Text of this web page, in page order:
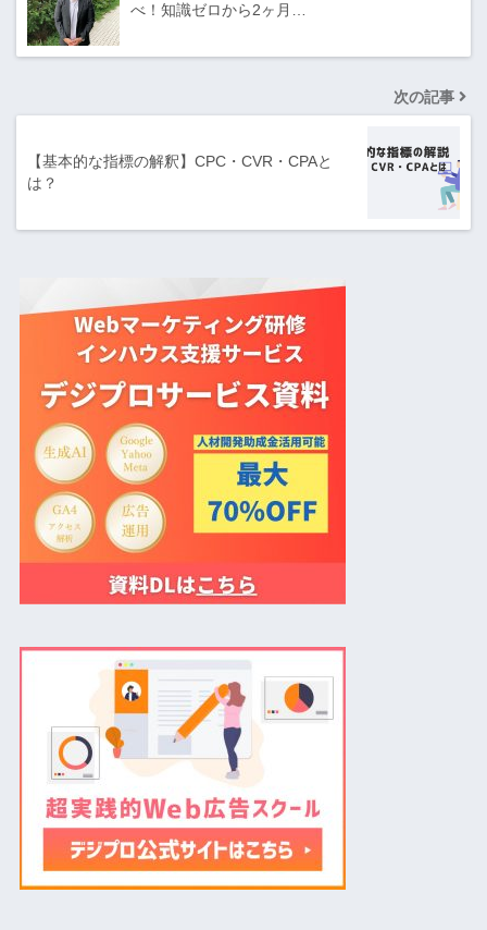
べ！知識ゼロから2ヶ月…
次の記事
【基本的な指標の解釈】CPC・CVR・CPAと
は？